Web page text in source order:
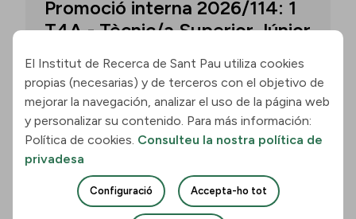
Promoció interna 2026/114: 1
T4A - Tècnic/a Superior Júnior
Convocatòria per a un/a T4A - Tècnic/a
Superior Júnior al grup Neurobiologia de
les Demències - Multilingual Aphasia &
Dementia Research Lab. Termini: 11
d’agost de 2026, 15.00 h.
Uneix-te
El Institut de Recerca de Sant Pau utiliza cookies
propias (necesarias) y de terceros con el objetivo de
mejorar la navegación, analizar el uso de la página web
y personalizar su contenido. Para más información:
Política de cookies. Consulteu la nostra política de
privadesa
Configuració Accepta-ho tot